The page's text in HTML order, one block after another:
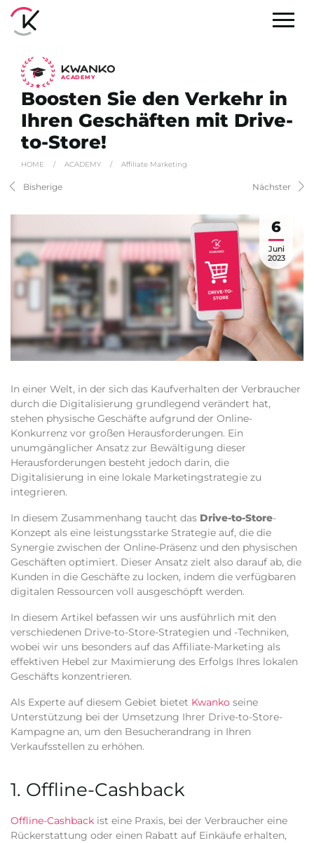
ACADEMY
Boosten Sie den Verkehr in
Ihren Geschäften mit Drive-
to-Store!
HOME / ACADEMY / Affiliate Marketing
Bisherige Nächster
6
Juni
2023
In einer Welt, in der sich das Kaufverhalten der Verbraucher
durch die Digitalisierung grundlegend verändert hat,
stehen physische Geschäfte aufgrund der Online-
Konkurrenz vor großen Herausforderungen. Ein
unumgänglicher Ansatz zur Bewältigung dieser
Herausforderungen besteht jedoch darin, die
Digitalisierung in eine lokale Marketingstrategie zu
integrieren.
In diesem Zusammenhang taucht das Drive-to-Store-
Konzept als eine leistungsstarke Strategie auf, die die
Synergie zwischen der Online-Präsenz und den physischen
Geschäften optimiert. Dieser Ansatz zielt also darauf ab, die
Kunden in die Geschäfte zu locken, indem die verfügbaren
digitalen Ressourcen voll ausgeschöpft werden.
In diesem Artikel befassen wir uns ausführlich mit den
verschiedenen Drive-to-Store-Strategien und -Techniken,
wobei wir uns besonders auf das Affiliate-Marketing als
effektiven Hebel zur Maximierung des Erfolgs Ihres lokalen
Geschäfts konzentrieren.
Als Experte auf diesem Gebiet bietet Kwanko seine
Unterstützung bei der Umsetzung Ihrer Drive-to-Store-
Kampagne an, um den Besucherandrang in Ihren
Verkaufsstellen zu erhöhen.
1. Offline-Cashback
Offline-Cashback ist eine Praxis, bei der Verbraucher eine
Rückerstattung oder einen Rabatt auf Einkäufe erhalten,